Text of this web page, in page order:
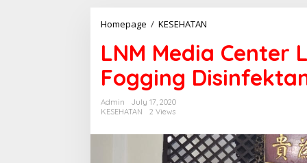
Homepage / KESEHATAN
M
M
e
d
e
n
t
LNM Media Center
Fogging
Admin
July 17, 2020
KESEHATAN
2 Views